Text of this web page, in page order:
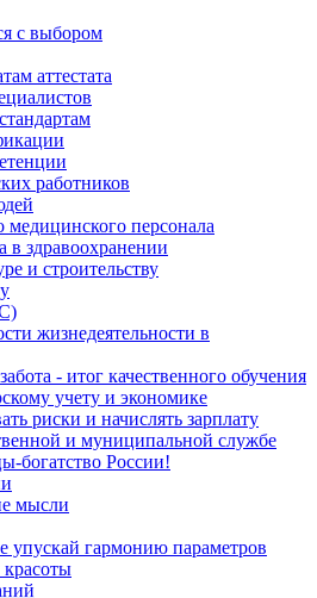
с выбором
аттестата
работников
персонала
здравоохранении
и строительству
жизнедеятельности в
- итог качественного обучения
учету и экономике
риски и начислять зарплату
и муниципальной службе
богатство России!
мысли
упускай гармонию параметров